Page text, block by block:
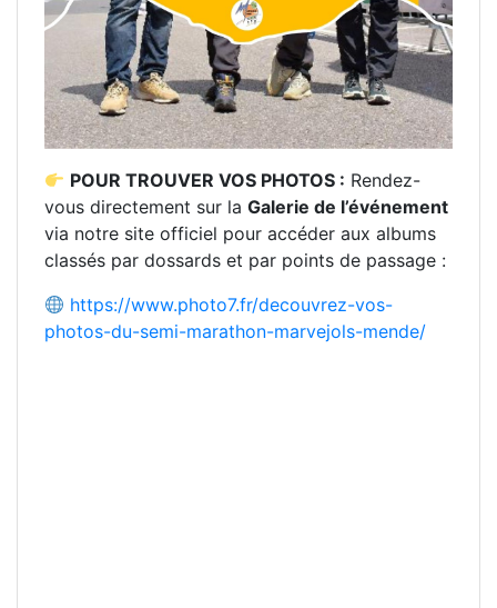
POUR TROUVER VOS PHOTOS : Rendez-
vous directement sur la Galerie de l’événement
via notre site officiel pour accéder aux albums
classés par dossards et par points de passage :
https://www.photo7.fr/decouvrez-vos-
photos-du-semi-marathon-marvejols-mende/